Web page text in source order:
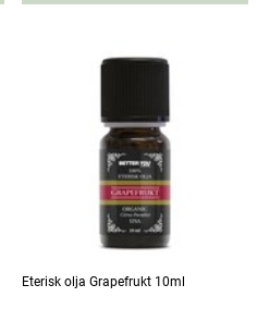
Eterisk olja Grapefrukt 10ml